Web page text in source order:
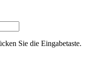
Sie die Eingabetaste.